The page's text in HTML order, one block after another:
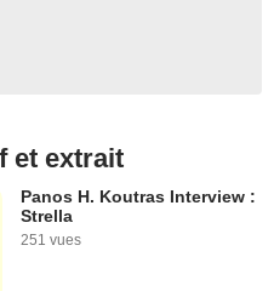
et extrait
Panos H. Koutras Interview :
Strella
251 vues